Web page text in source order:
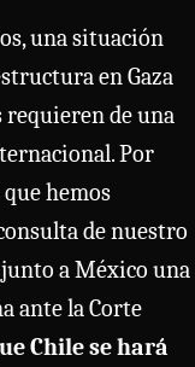
una situación
en Gaza
requieren de una
Por
hemos
de nuestro
a México una
ante la Corte
Chile se hará